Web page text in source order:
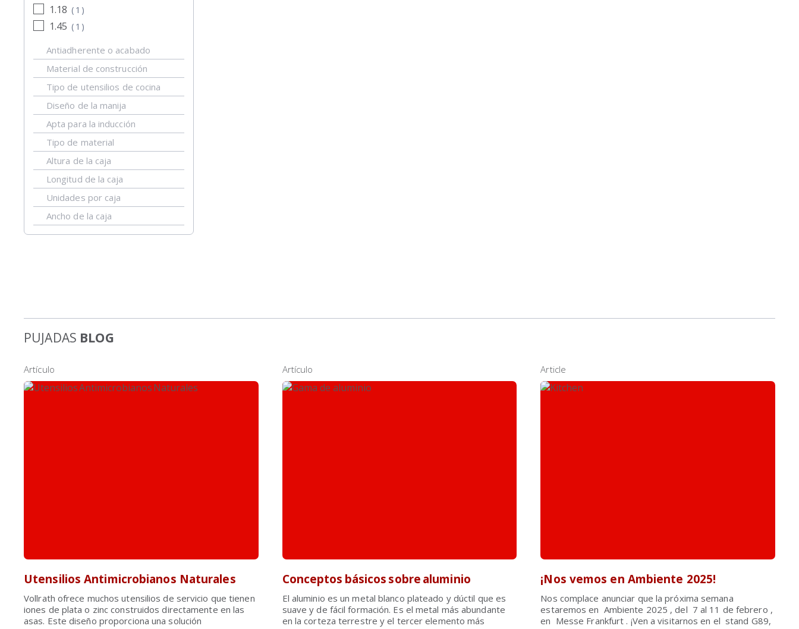
1.18 ( 1 )
1.45 ( 1 )
Antiadherente o acabado
Material de construcción
Tipo de utensilios de cocina
Diseño de la manija
Apta para la inducción
Tipo de material
Altura de la caja
Longitud de la caja
Unidades por caja
Ancho de la caja
PUJADAS BLOG
Artículo
Utensilios Antimicrobianos Naturales
Vollrath ofrece muchos utensilios de servicio que tienen
iones de plata o zinc construidos directamente en las
asas. Este diseño proporciona una solución
Artículo
Conceptos básicos sobre aluminio
El aluminio es un metal blanco plateado y dúctil que es
suave y de fácil formación. Es el metal más abundante
en la corteza terrestre y el tercer elemento más
Article
¡Nos vemos en Ambiente 2025!
Nos complace anunciar que la próxima semana
estaremos en Ambiente 2025 , del 7 al 11 de febrero ,
en Messe Frankfurt . ¡Ven a visitarnos en el stand G89,